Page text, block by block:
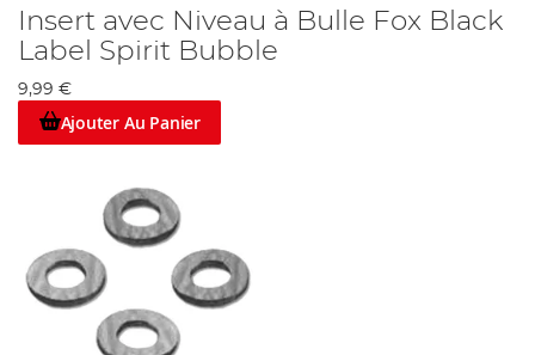
Insert avec Niveau à Bulle Fox Black
Label Spirit Bubble
9,99 €
Ajouter Au Panier